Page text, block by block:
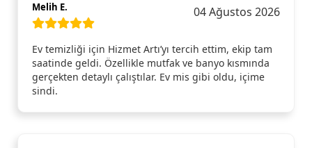
Melih E. 04 Ağustos 2026
Ev temizliği için Hizmet Artı’yı tercih ettim, ekip tam
saatinde geldi. Özellikle mutfak ve banyo kısmında
gerçekten detaylı çalıştılar. Ev mis gibi oldu, içime
sindi.